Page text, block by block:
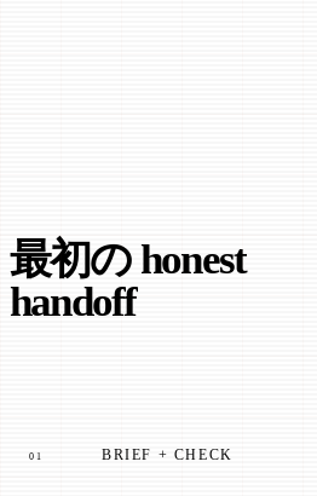
最初の honest
handoff
01 BRIEF + CHECK